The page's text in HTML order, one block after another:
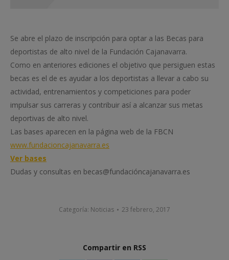
Se abre el plazo de inscripción para optar a las Becas para
deportistas de alto nivel de la Fundación Cajanavarra.
Como en anteriores ediciones el objetivo que persiguen estas
becas es el de es ayudar a los deportistas a llevar a cabo su
actividad, entrenamientos y competiciones para poder
impulsar sus carreras y contribuir así a alcanzar sus metas
deportivas de alto nivel.
Las bases aparecen en la página web de la FBCN
www.fundacioncajanavarra.es
Ver bases
Dudas y consultas en becas@fundacióncajanavarra.es
Categoría: Noticias 23 febrero, 2017
Compartir en RSS